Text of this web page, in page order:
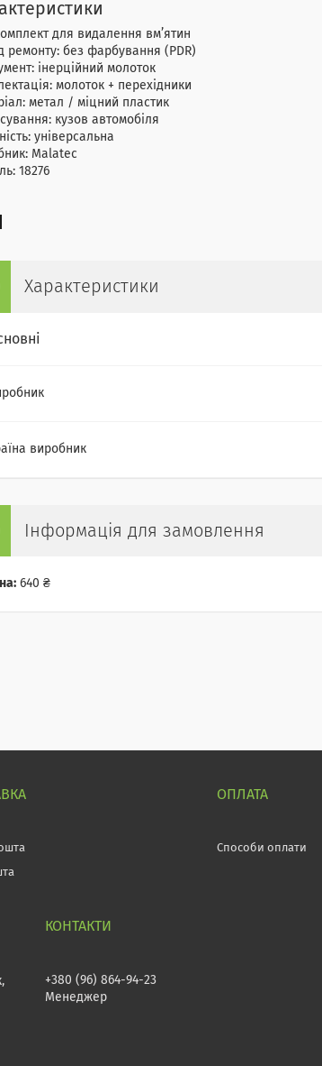
для видалення вм’ятин
ремонту: без фарбування (PDR)
інерційний молоток
молоток + перехідники
метал / міцний пластик
кузов автомобіля
універсальна
Malatec
18276
Характеристики
виробник
Інформація для замовлення
640 ₴
ОПЛАТА
Способи оплати
+380 (96) 864-94-23
Менеджер